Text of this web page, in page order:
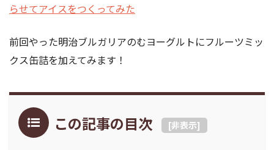
らせてアイスをつくってみた
前回やった明治ブルガリアのむヨーグルトにフルーツミッ
クス缶詰を加えてみます！
この記事の目次 [非表示]